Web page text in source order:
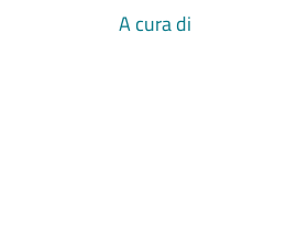
A cura di